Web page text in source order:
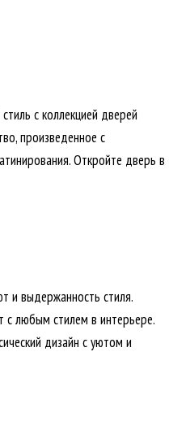
с коллекцией дверей
произведенное с
Откройте дверь в
и выдержанность стиля.
с любым стилем в интерьере.
дизайн с уютом и